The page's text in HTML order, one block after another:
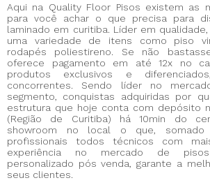
Aqui na Quality Floor Pisos existem as
para você achar o que precisa para
laminado em curitiba. Líder em
uma variedade de itens como piso
rodapés poliestireno. Se não
oferece pagamento em até 12x no
produtos exclusivos e
concorrentes. Sendo líder no
segmento, conquistas adquiridas por
estrutura que hoje conta com depósito
(Região de Curitiba) há 10min do
showroom no local o que,
profissionais todos técnicos com
experiência no mercado de
personalizado pós venda, garante a
seus clientes.